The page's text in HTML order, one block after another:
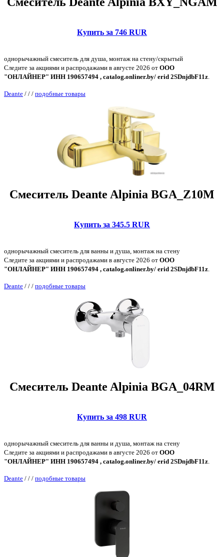
Купить за 746 RUR
однорычажный смеситель для душа, монтаж на стену/скрытый
Следите за акциями и распродажами в августе 2026 от ООО
"ОНЛАЙНЕР" ИНН 190657494 , catalog.onliner.by/ erid 2SDnjdbF11z.
Deante / / / подобные товары
Смеситель Deante Alpinia BGA_Z10M
Купить за 345.5 RUR
однорычажный смеситель для ванны и душа, монтаж на стену
Следите за акциями и распродажами в августе 2026 от ООО
"ОНЛАЙНЕР" ИНН 190657494 , catalog.onliner.by/ erid 2SDnjdbF11z.
Deante / / / подобные товары
Смеситель Deante Alpinia BGA_04RM
Купить за 498 RUR
однорычажный смеситель для ванны и душа, монтаж на стену
Следите за акциями и распродажами в августе 2026 от ООО
"ОНЛАЙНЕР" ИНН 190657494 , catalog.onliner.by/ erid 2SDnjdbF11z.
Deante / / / подобные товары